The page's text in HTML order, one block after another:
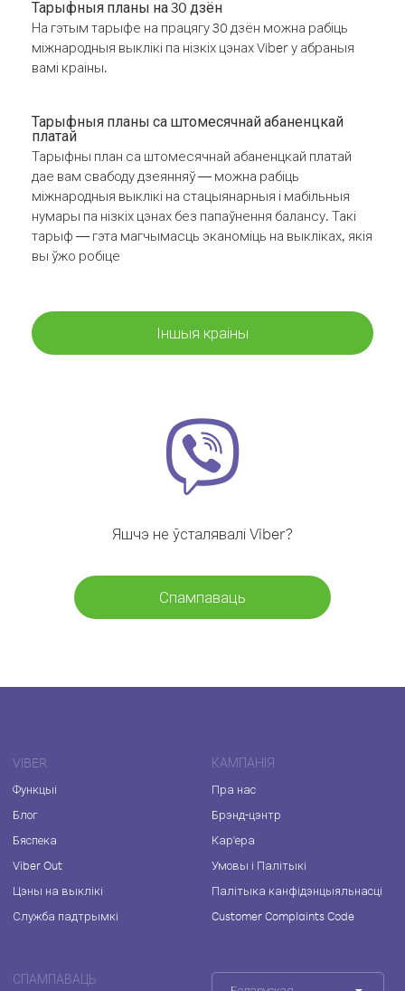
Тарыфныя планы на 30 дзён
На гэтым тарыфе на працягу 30 дзён можна рабіць
міжнародныя выклікі па нізкіх цэнах Viber у абраныя
вамі краіны.
Тарыфныя планы са штомесячнай абаненцкай
платай
Тарыфны план са штомесячнай абаненцкай платай
дае вам свабоду дзеянняў — можна рабіць
міжнародныя выклікі на стацыянарныя і мабільныя
нумары па нізкіх цэнах без папаўнення балансу. Такі
тарыф — гэта магчымасць эканоміць на выкліках, якія
вы ўжо робіце
Іншыя краіны
Яшчэ не ўсталявалі Viber?
Спампаваць
VIBER
Функцыі
Блог
Бяспека
Viber Out
Цэны на выклікі
Служба падтрымкі
КАМПАНІЯ
Пра нас
Брэнд-цэнтр
Кар'ера
Умовы і Палітыкі
Палітыка канфідэнцыяльнасці
Customer Complaints Code
СПАМПАВАЦЬ